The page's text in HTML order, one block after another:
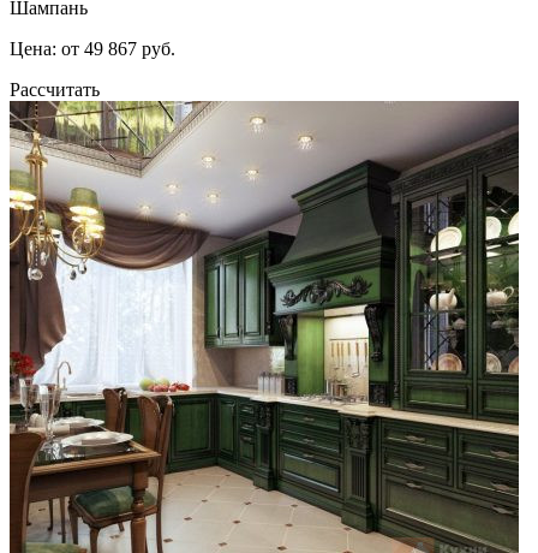
Шампань
Цена: от 49 867 руб.
Рассчитать